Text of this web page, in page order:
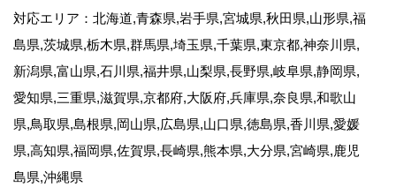
対応エリア：北海道,青森県,岩手県,宮城県,秋田県,山形県,福
島県,茨城県,栃木県,群馬県,埼玉県,千葉県,東京都,神奈川県,
新潟県,富山県,石川県,福井県,山梨県,長野県,岐阜県,静岡県,
愛知県,三重県,滋賀県,京都府,大阪府,兵庫県,奈良県,和歌山
県,鳥取県,島根県,岡山県,広島県,山口県,徳島県,香川県,愛媛
県,高知県,福岡県,佐賀県,長崎県,熊本県,大分県,宮崎県,鹿児
島県,沖縄県